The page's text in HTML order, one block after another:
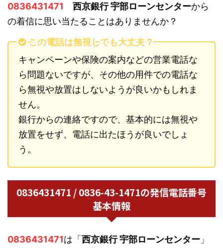
0836431471 西京銀行 宇部ローンセンターから
の着信に思い当たることはありませんか？
この電話は無視しても大丈夫？
キャンペーンや保険の案内などの営業電話な
ら問題ないですが、その他の用件での電話な
ら無視や放置はしないようが良いかもしれま
せん。
銀行からの連絡ですので、基本的には無視や
放置をせず、電話に出たほうが良いでしょ
う。
0836431471 / 0836-43-1471の発信電話番号
基本情報
0836431471は「 西京銀行 宇部ローンセンター 」